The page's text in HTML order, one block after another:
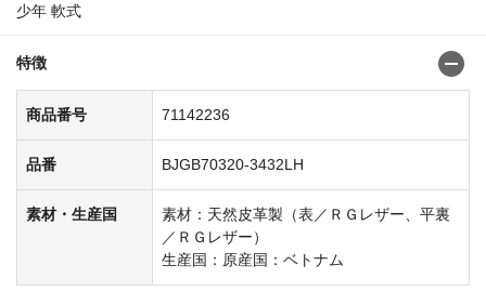
少年 軟式
特徴
商品番号 71142236
品番 BJGB70320-3432LH
素材・生産国
素材：天然皮革製（表／ＲＧレザー、平裏
／ＲＧレザー）
生産国：原産国：ベトナム